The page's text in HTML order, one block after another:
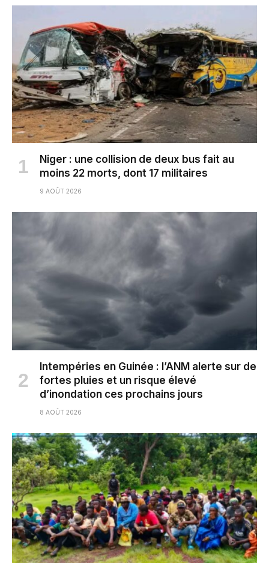
Niger : une collision de deux bus fait au
moins 22 morts, dont 17 militaires
9 AOÛT 2026
Intempéries en Guinée : l’ANM alerte sur de
fortes pluies et un risque élevé
d’inondation ces prochains jours
8 AOÛT 2026